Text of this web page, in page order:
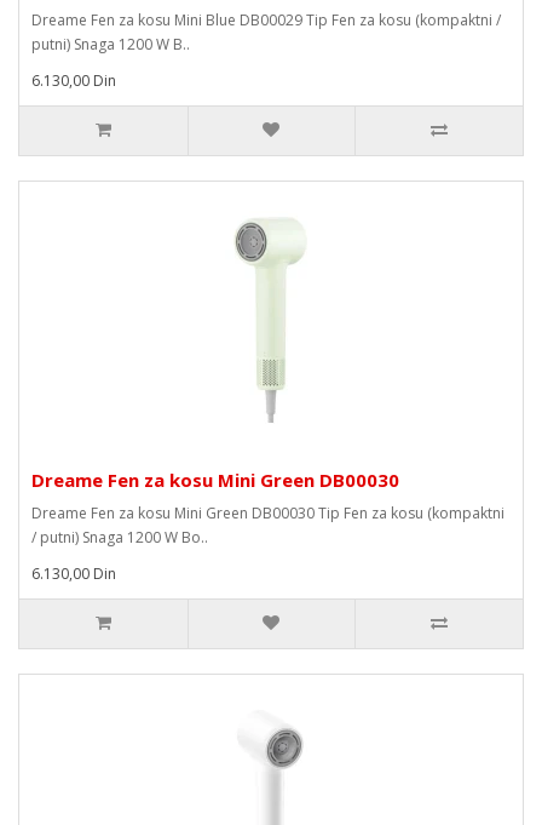
Dreame Fen za kosu Mini Blue DB00029 Tip Fen za kosu (kompaktni /
putni) Snaga 1200 W B..
6.130,00 Din
Dreame Fen za kosu Mini Green DB00030
Dreame Fen za kosu Mini Green DB00030 Tip Fen za kosu (kompaktni
/ putni) Snaga 1200 W Bo..
6.130,00 Din